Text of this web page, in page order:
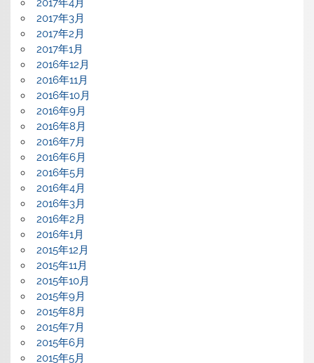
2017年4月
2017年3月
2017年2月
2017年1月
2016年12月
2016年11月
2016年10月
2016年9月
2016年8月
2016年7月
2016年6月
2016年5月
2016年4月
2016年3月
2016年2月
2016年1月
2015年12月
2015年11月
2015年10月
2015年9月
2015年8月
2015年7月
2015年6月
2015年5月